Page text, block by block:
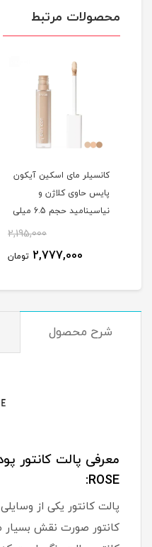
محصولات مرتبط
کانسیلر مای اسکین آیکون
پایس حاوی کلاژن و
نیاسینامید حجم 6.5 میلی
2,195,000
2,777,000 تومان
شرح محصول
ROSE:
پالت کانتور یکی از
کانتور صورت نقش بسیار